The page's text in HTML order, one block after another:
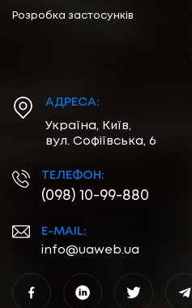
Розробка застосунків
АДРЕСА:
Україна, Київ,
вул. Софіївська, 6
ТЕЛЕФОН:
(098) 10-99-880
E-MAIL:
info@uaweb.ua